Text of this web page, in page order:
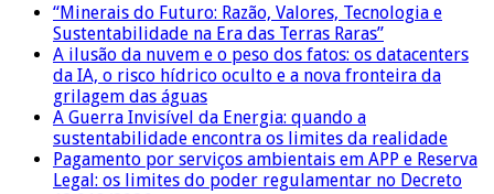
“Minerais do Futuro: Razão, Valores, Tecnologia e
Sustentabilidade na Era das Terras Raras”
A ilusão da nuvem e o peso dos fatos: os datacenters
da IA, o risco hídrico oculto e a nova fronteira da
grilagem das águas
A Guerra Invisível da Energia: quando a
sustentabilidade encontra os limites da realidade
Pagamento por serviços ambientais em APP e Reserva
Legal: os limites do poder regulamentar no Decreto